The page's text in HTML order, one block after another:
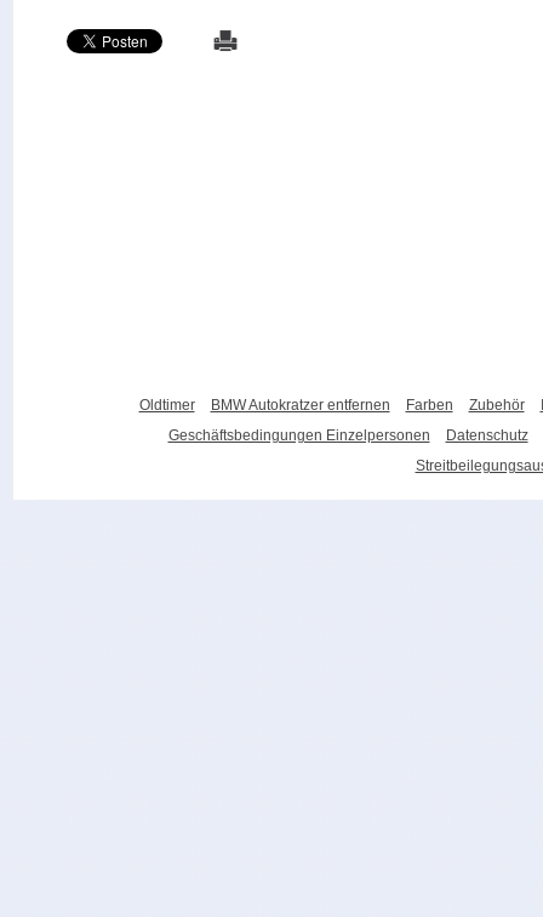
Oldtimer BMW Autokratzer entfernen Farben Zubehör
Geschäftsbedingungen Einzelpersonen
Datenschutz